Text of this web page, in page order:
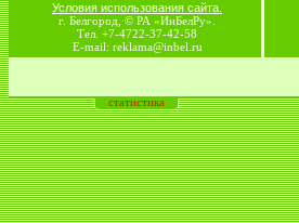
Условия использования сайта.
г. Белгород, © РА «ИнБелРу».
Тел. +7-4722-37-42-58
E-mail: reklama@inbel.ru
статистика